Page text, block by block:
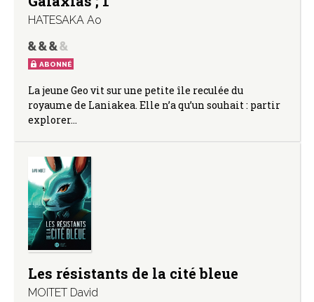
HATESAKA Ao
ABONNÉ
La jeune Geo vit sur une petite île reculée du
royaume de Laniakea. Elle n’a qu’un souhait : partir
explorer…
Les résistants de la cité bleue
MOITET David